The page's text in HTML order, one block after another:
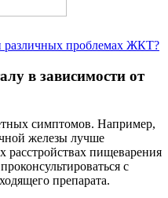
различных проблемах ЖКТ?
в зависимости от
симптомов. Например,
железы лучше
расстройствах пищеварения
с
препарата.